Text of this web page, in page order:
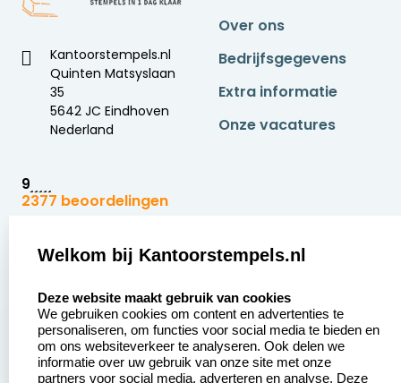
Kantoorstempels.nl
Quinten Matsyslaan
35
5642 JC Eindhoven
Nederland
9
2377 beoordelingen
Over ons
Bedrijfsgegevens
Extra informatie
Onze vacatures
Zakelijk:
Aanvraag op maat
Betaling &
Verzending
Wederverkoper
Klantenservice:
Contact opnemen
Veel gestelde vragen
Retourneren
Welkom bij Kantoorstempels.nl
Deze website maakt gebruik van cookies
We gebruiken cookies om content en advertenties te
personaliseren, om functies voor social media te bieden en
om ons websiteverkeer te analyseren. Ook delen we
informatie over uw gebruik van onze site met onze
partners voor social media, adverteren en analyse. Deze